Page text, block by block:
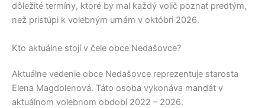
dôležité termíny, ktoré by mal každý volič poznať predtým,
než pristúpi k volebným urnám v októbri 2026.
Kto aktuálne stojí v čele obce Nedašovce?
Aktuálne vedenie obce Nedašovce reprezentuje starosta
Elena Magdolenová. Táto osoba vykonáva mandát v
aktuálnom volebnom období 2022 – 2026.